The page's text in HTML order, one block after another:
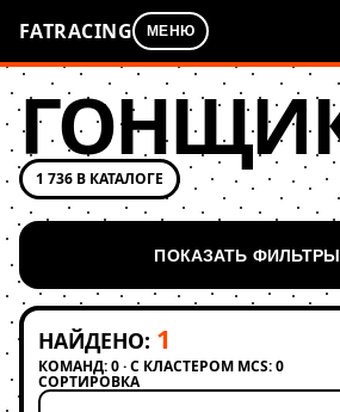
FATRACING МЕНЮ
1 736 В КАТАЛОГЕ
ПОКАЗАТЬ ФИЛЬТРЫ
НАЙДЕНО: 1
КОМАНД: 0 · С КЛАСТЕРОМ MCS: 0
СОРТИРОВКА
Применить сортировку